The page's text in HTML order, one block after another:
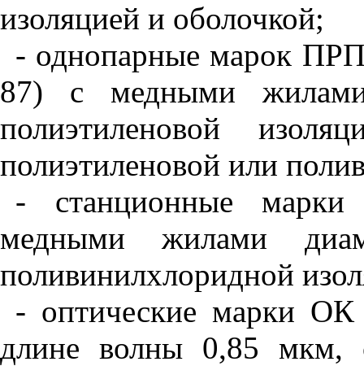
изоляцией и оболочкой;
- однопарные марок
87) с медными
полиэтиленовой
полиэтиленовой или
- станционные
медными жилами
поливинилхлоридной
- оптические марки
длине волны 0,85